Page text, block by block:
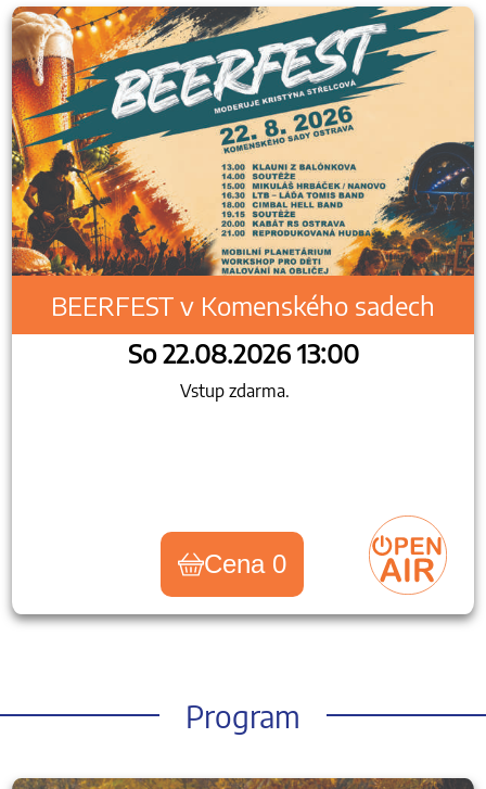
BEERFEST v Komenského sadech
So 22.08.2026 13:00
Vstup zdarma.
Cena 0
Program